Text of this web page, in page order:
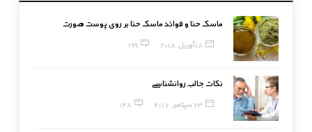
ماسک حنا و فوائد ماسک حنا بر روی پوست صورت
18 آوریل, 2018 199
نکات جالب روانشناسی
23 سپتامبر, 2017 148